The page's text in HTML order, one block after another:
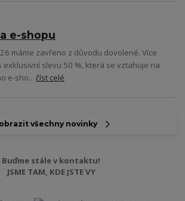
e-shopu
máme zavřeno z důvodu dovolené. Více
exklusivní slevu 50 %, která se vztahuje na
e-sho...číst celé
všechny novinky
Buďme stále v kontaktu!
JSME TAM, KDE JSTE VY